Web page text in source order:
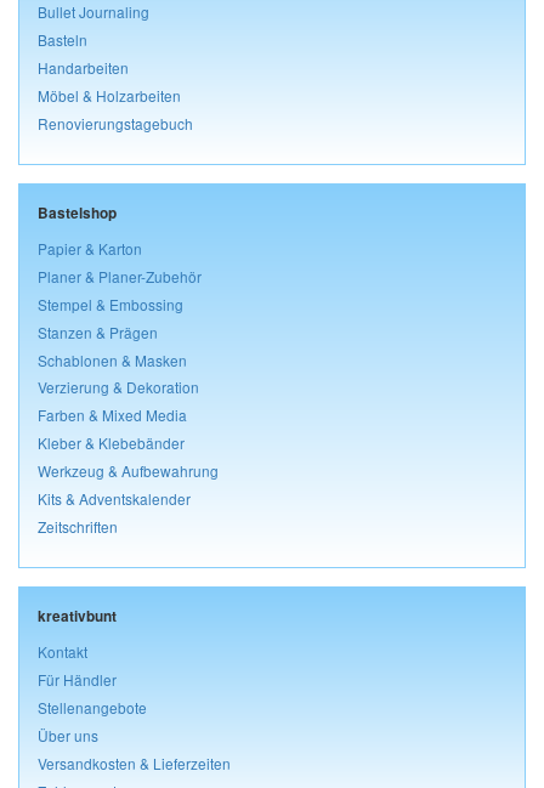
Bullet Journaling
Basteln
Handarbeiten
Möbel & Holzarbeiten
Renovierungstagebuch
Bastelshop
Papier & Karton
Planer & Planer-Zubehör
Stempel & Embossing
Stanzen & Prägen
Schablonen & Masken
Verzierung & Dekoration
Farben & Mixed Media
Kleber & Klebebänder
Werkzeug & Aufbewahrung
Kits & Adventskalender
Zeitschriften
kreativbunt
Kontakt
Für Händler
Stellenangebote
Über uns
Versandkosten & Lieferzeiten